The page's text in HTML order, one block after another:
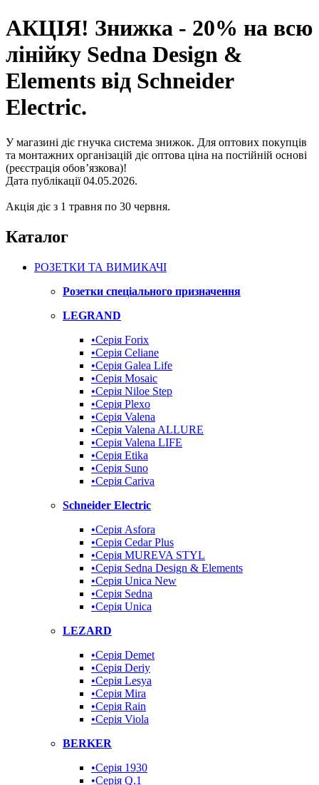
АКЦІЯ! Знижка - 20% на всю
лінійку Sedna Design &
Elements від Schneider
Electric.
У магазині діє гнучка система знижок. Для оптових покупців
та монтажних організацій діє оптова ціна на постійній основі
(реєстрація обов’язкова)!
Дата публікації 04.05.2026.
Акція діє з 1 травня по 30 червня.
Каталог
РОЗЕТКИ ТА ВИМИКАЧІ
Розетки спеціального призначення
LEGRAND
•Cерія Forix
•Серія Celiane
•Серія Galea Life
•Серія Mosaic
•Серія Niloe Step
•Серія Plexo
•Серія Valena
•Серія Valena ALLURE
•Серія Valena LIFE
•Серія Etika
•Серія Suno
•Cерія Cariva
Schneider Electric
•Серія Asfora
•Серія Cedar Plus
•Серія MUREVA STYL
•Серія Sedna Design & Elements
•Серія Unica New
•Серія Sedna
•Серія Unica
LEZARD
•Серія Demet
•Серія Deriy
•Серія Lesya
•Серія Mira
•Серія Rain
•Серія Viola
BERKER
•Серія 1930
•Серія Q.1